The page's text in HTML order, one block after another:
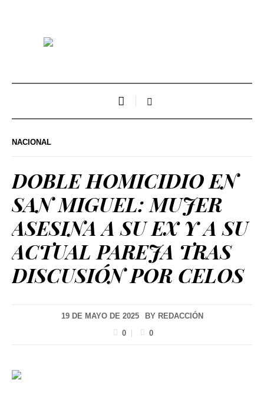
NACIONAL
DOBLE HOMICIDIO EN
SAN MIGUEL: MUJER
ASESINA A SU EX Y A SU
ACTUAL PAREJA TRAS
DISCUSIÓN POR CELOS
19 DE MAYO DE 2025 BY REDACCIÓN
0
0